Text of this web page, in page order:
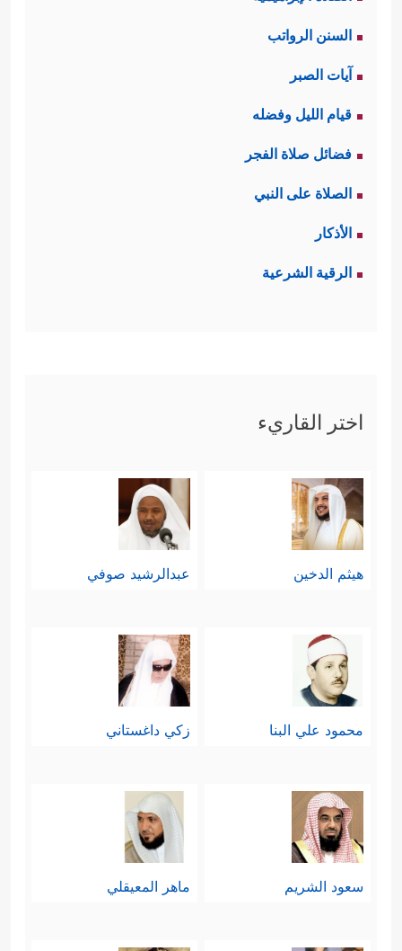
السنن الرواتب
آيات الصبر
قيام الليل وفضله
فضائل صلاة الفجر
الصلاة على النبي
الأذكار
الرقية الشرعية
اختر القاريء
هيثم الدخين عبدالرشيد صوفي
محمود علي البنا زكي داغستاني
سعود الشريم ماهر المعيقلي